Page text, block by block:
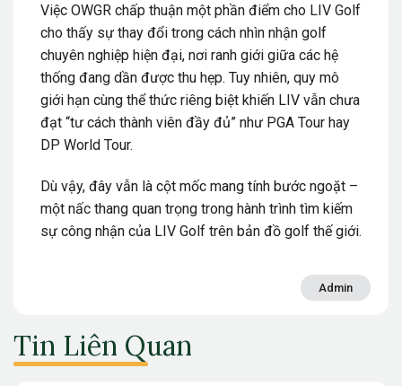
Việc OWGR chấp thuận một phần điểm cho LIV Golf
cho thấy sự thay đổi trong cách nhìn nhận golf
chuyên nghiệp hiện đại, nơi ranh giới giữa các hệ
thống đang dần được thu hẹp. Tuy nhiên, quy mô
giới hạn cùng thể thức riêng biệt khiến LIV vẫn chưa
đạt “tư cách thành viên đầy đủ” như PGA Tour hay
DP World Tour.
Dù vậy, đây vẫn là cột mốc mang tính bước ngoặt –
một nấc thang quan trọng trong hành trình tìm kiếm
sự công nhận của LIV Golf trên bản đồ golf thế giới.
Admin
Tin Liên Quan